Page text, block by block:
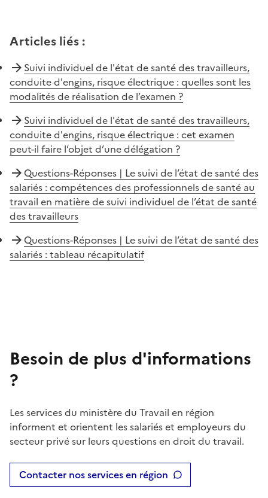
Articles liés :
Suivi individuel de l'état de santé des travailleurs,
conduite d'engins, risque électrique : quelles sont les
modalités de réalisation de l’examen ?
Suivi individuel de l'état de santé des travailleurs,
conduite d'engins, risque électrique : cet examen
peut-il faire l’objet d’une délégation ?
Questions-Réponses | Le suivi de l’état de santé des
salariés : compétences des professionnels de santé au
travail en matière de suivi individuel de l’état de santé
des travailleurs
Questions-Réponses | Le suivi de l’état de santé des
salariés : tableau récapitulatif
Besoin de plus d'informations
?
Les services du ministère du Travail en région
informent et orientent les salariés et employeurs du
secteur privé sur leurs questions en droit du travail.
Contacter nos services en région